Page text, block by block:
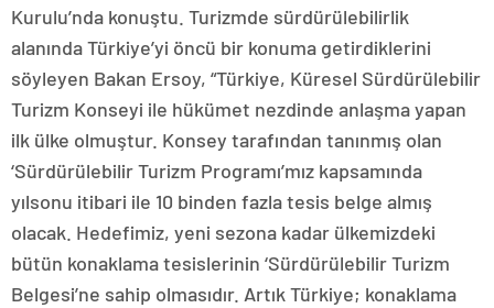
Kurulu’nda konuştu. Turizmde sürdürülebilirlik
alanında Türkiye’yi öncü bir konuma getirdiklerini
söyleyen Bakan Ersoy, “Türkiye, Küresel Sürdürülebilir
Turizm Konseyi ile hükümet nezdinde anlaşma yapan
ilk ülke olmuştur. Konsey tarafından tanınmış olan
‘Sürdürülebilir Turizm Programı’mız kapsamında
yılsonu itibari ile 10 binden fazla tesis belge almış
olacak. Hedefimiz, yeni sezona kadar ülkemizdeki
bütün konaklama tesislerinin ‘Sürdürülebilir Turizm
Belgesi’ne sahip olmasıdır. Artık Türkiye; konaklama